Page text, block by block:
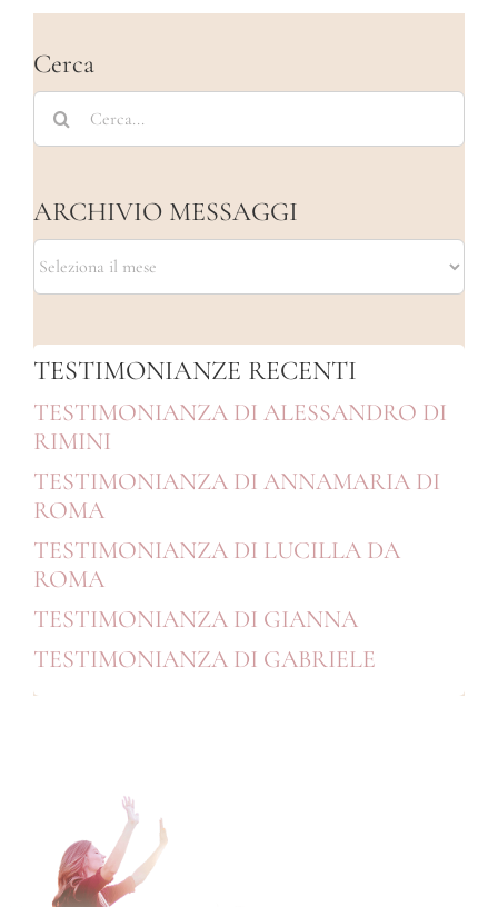
Cerca
Cerca
per:
ARCHIVIO MESSAGGI
ARCHIVIO
MESSAGGI
TESTIMONIANZE RECENTI
TESTIMONIANZA DI ALESSANDRO DI
RIMINI
TESTIMONIANZA DI ANNAMARIA DI
ROMA
TESTIMONIANZA DI LUCILLA DA
ROMA
TESTIMONIANZA DI GIANNA
TESTIMONIANZA DI GABRIELE